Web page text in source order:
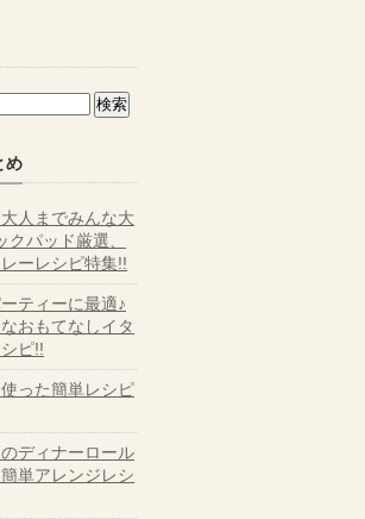
め
人までみんな大
クパッド厳選、
ーレシピ特集!!
ティーに最適♪
おもてなしイタ
ピ!!
った簡単レシピ
ディナーロール
単アレンジレシ